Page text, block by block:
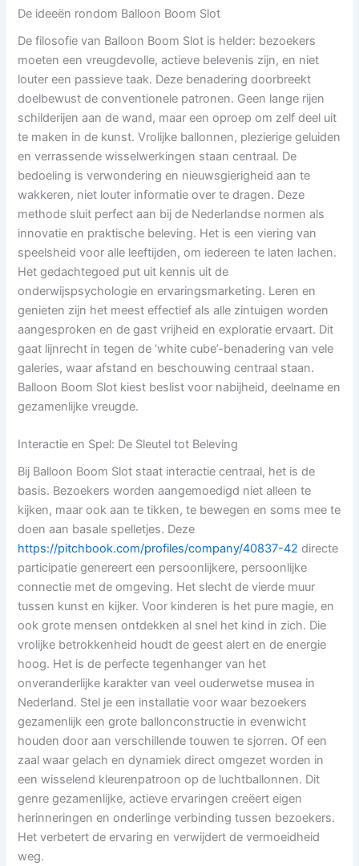
De ideeën rondom Balloon Boom Slot
De filosofie van Balloon Boom Slot is helder: bezoekers
moeten een vreugdevolle, actieve belevenis zijn, en niet
louter een passieve taak. Deze benadering doorbreekt
doelbewust de conventionele patronen. Geen lange rijen
schilderijen aan de wand, maar een oproep om zelf deel uit
te maken in de kunst. Vrolijke ballonnen, plezierige geluiden
en verrassende wisselwerkingen staan centraal. De
bedoeling is verwondering en nieuwsgierigheid aan te
wakkeren, niet louter informatie over te dragen. Deze
methode sluit perfect aan bij de Nederlandse normen als
innovatie en praktische beleving. Het is een viering van
speelsheid voor alle leeftijden, om iedereen te laten lachen.
Het gedachtegoed put uit kennis uit de
onderwijspsychologie en ervaringsmarketing. Leren en
genieten zijn het meest effectief als alle zintuigen worden
aangesproken en de gast vrijheid en exploratie ervaart. Dit
gaat lijnrecht in tegen de ‘white cube’-benadering van vele
galeries, waar afstand en beschouwing centraal staan.
Balloon Boom Slot kiest beslist voor nabijheid, deelname en
gezamenlijke vreugde.
Interactie en Spel: De Sleutel tot Beleving
Bij Balloon Boom Slot staat interactie centraal, het is de
basis. Bezoekers worden aangemoedigd niet alleen te
kijken, maar ook aan te tikken, te bewegen en soms mee te
doen aan basale spelletjes. Deze
https://pitchbook.com/profiles/company/40837-42 directe
participatie genereert een persoonlijkere, persoonlijke
connectie met de omgeving. Het slecht de vierde muur
tussen kunst en kijker. Voor kinderen is het pure magie, en
ook grote mensen ontdekken al snel het kind in zich. Die
vrolijke betrokkenheid houdt de geest alert en de energie
hoog. Het is de perfecte tegenhanger van het
onveranderlijke karakter van veel ouderwetse musea in
Nederland. Stel je een installatie voor waar bezoekers
gezamenlijk een grote ballonconstructie in evenwicht
houden door aan verschillende touwen te sjorren. Of een
zaal waar gelach en dynamiek direct omgezet worden in
een wisselend kleurenpatroon op de luchtballonnen. Dit
genre gezamenlijke, actieve ervaringen creëert eigen
herinneringen en onderlinge verbinding tussen bezoekers.
Het verbetert de ervaring en verwijdert de vermoeidheid
weg.